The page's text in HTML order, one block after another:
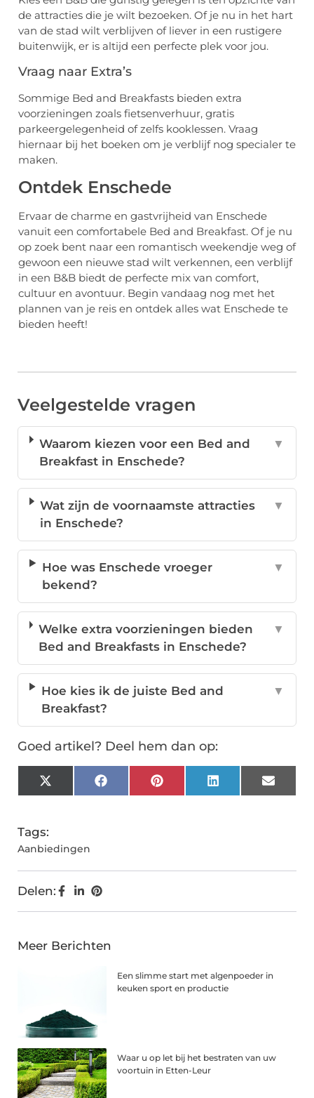
de attracties die je wilt bezoeken. Of je nu in het hart
van de stad wilt verblijven of liever in een rustigere
buitenwijk, er is altijd een perfecte plek voor jou.
Vraag naar Extra’s
Sommige Bed and Breakfasts bieden extra
voorzieningen zoals fietsenverhuur, gratis
parkeergelegenheid of zelfs kooklessen. Vraag
hiernaar bij het boeken om je verblijf nog specialer te
maken.
Ontdek Enschede
Ervaar de charme en gastvrijheid van Enschede
vanuit een comfortabele Bed and Breakfast. Of je nu
op zoek bent naar een romantisch weekendje weg of
gewoon een nieuwe stad wilt verkennen, een verblijf
in een B&B biedt de perfecte mix van comfort,
cultuur en avontuur. Begin vandaag nog met het
plannen van je reis en ontdek alles wat Enschede te
bieden heeft!
Veelgestelde vragen
Waarom kiezen voor een Bed and
Breakfast in Enschede?
▼
Wat zijn de voornaamste attracties
in Enschede?
▼
Hoe was Enschede vroeger
bekend?
▼
Welke extra voorzieningen bieden
Bed and Breakfasts in Enschede?
▼
Hoe kies ik de juiste Bed and
Breakfast?
▼
Goed artikel? Deel hem dan op:
X
(Twitter)
FacebookPinterestLinkedInEmail
Tags:
Aanbiedingen
Delen:
Meer Berichten
Een slimme start met algenpoeder in
keuken sport en productie
Waar u op let bij het bestraten van uw
voortuin in Etten-Leur